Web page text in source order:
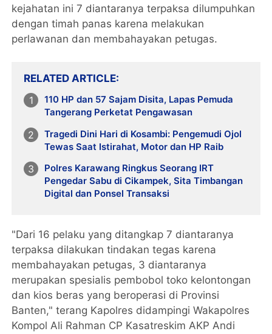
kejahatan ini 7 diantaranya terpaksa dilumpuhkan
dengan timah panas karena melakukan
perlawanan dan membahayakan petugas.
RELATED ARTICLE
110 HP dan 57 Sajam Disita, Lapas Pemuda
Tangerang Perketat Pengawasan
Tragedi Dini Hari di Kosambi: Pengemudi Ojol
Tewas Saat Istirahat, Motor dan HP Raib
Polres Karawang Ringkus Seorang IRT
Pengedar Sabu di Cikampek, Sita Timbangan
Digital dan Ponsel Transaksi
"Dari 16 pelaku yang ditangkap 7 diantaranya
terpaksa dilakukan tindakan tegas karena
membahayakan petugas, 3 diantaranya
merupakan spesialis pembobol toko kelontongan
dan kios beras yang beroperasi di Provinsi
Banten," terang Kapolres didampingi Wakapolres
Kompol Ali Rahman CP Kasatreskim AKP Andi